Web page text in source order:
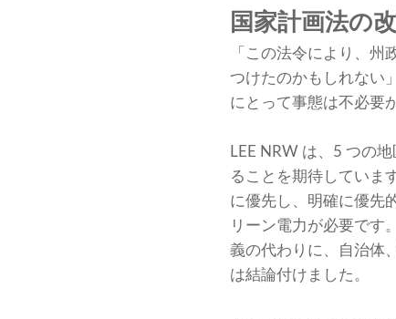
国家計画法の
「この法令により、
つけたのかもしれない
にとって事態は不必要
LEE NRW は、5 つの
ることを期待していま
に優先し、明確に優先
リーン電力が必要です
義の代わりに、自治体
は結論付けました。